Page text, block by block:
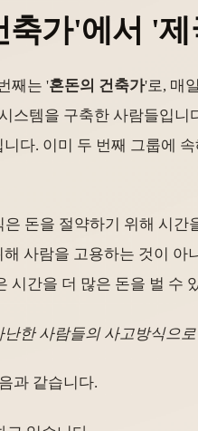
가'에서 '
째는 '혼돈의 건축가'로, 매
스템을 구축한 사람들입
다. 이미 두 번째 그룹에
은 돈을 절약하기 위해 시간
사람을 고용하는 것이 아
시간을 더 많은 돈을 벌 수
한 사람들의 사고방식으
과 같습니다.